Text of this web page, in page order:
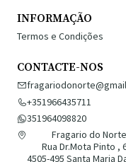
INFORMAÇÃO
Termos e Condições
CONTACTE-NOS
+351966435711
351964098820
Fragario do Norte
Rua Dr.Mota Pinto ,
4505-495 Santa Maria